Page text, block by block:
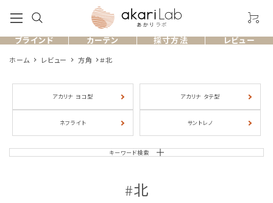
ブラインド カーテン 採寸方法 レビュー
製品一覧
ホーム レビュー 方角 #北
アカリナ ヨコ型 アカリナ タテ型
ネフライト サントレノ
キーワード検索
#北